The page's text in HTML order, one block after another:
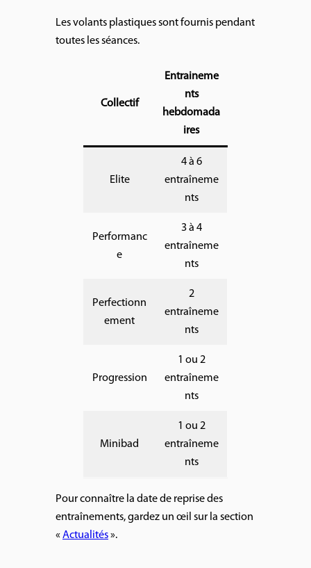
Les volants plastiques sont fournis pendant
toutes les séances.
Collectif
Entraineme
nts
hebdomada
ires
Elite
4 à 6
entraîneme
nts
Performanc
e
3 à 4
entraîneme
nts
Perfectionn
ement
2
entraîneme
nts
Progression
1 ou 2
entraîneme
nts
Minibad
1 ou 2
entraîneme
nts
Pour connaître la date de reprise des
entraînements, gardez un œil sur la section
«Actualités».